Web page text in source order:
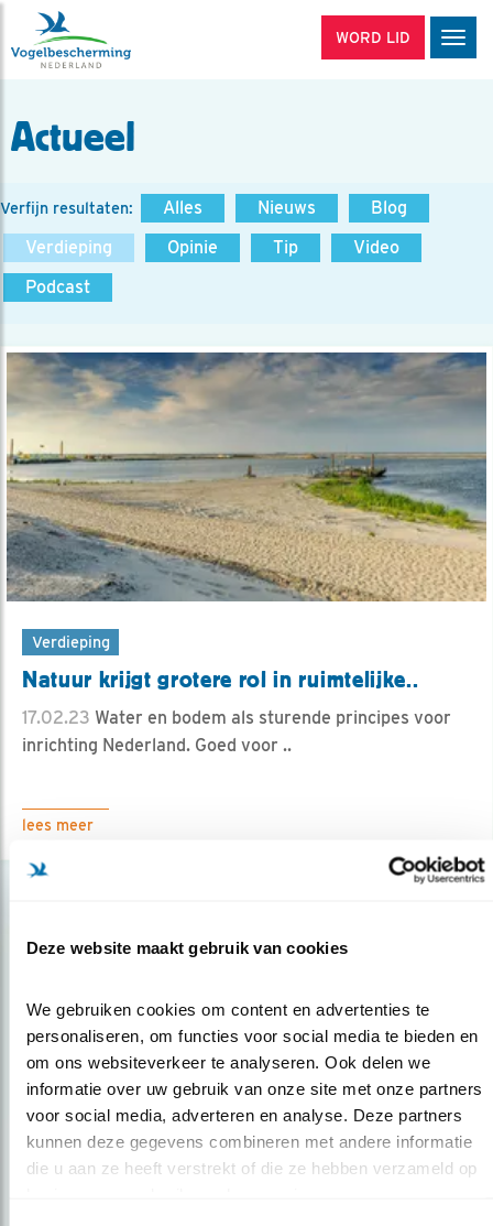
Deze website maakt gebruik van cookies
We gebruiken cookies om content en advertenties te
personaliseren, om functies voor social media te bieden en
om ons websiteverkeer te analyseren. Ook delen we
informatie over uw gebruik van onze site met onze partners
voor social media, adverteren en analyse. Deze partners
kunnen deze gegevens combineren met andere informatie
die u aan ze heeft verstrekt of die ze hebben verzameld op
WORD LID
Actueel
Verfijn resultaten: Alles Nieuws
Blog
Verdieping
Opinie Tip
Video
Podcast
Verdieping
Natuur krijgt grotere rol in ruimtelijke..
17.02.23 Water en bodem als sturende principes voor
inrichting Nederland. Goed voor ..
lees meer
Op de hoogte blijven?
Meld je aan en ontvang nieuws, inspiratie, acties en tips
over vogels en activiteiten van Vogelbescherming.
AANMELDEN VOGELNIEUWS